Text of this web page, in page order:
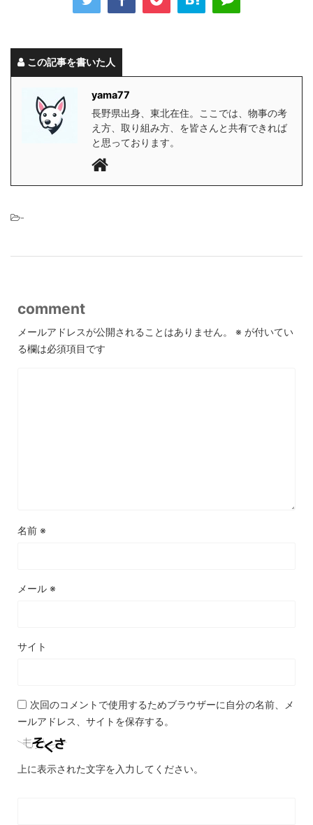
この記事を書いた人
yama77
長野県出身、東北在住。ここでは、物事の考
え方、取り組み方、を皆さんと共有できれば
と思っております。
-
comment
メールアドレスが公開されることはありません。 ※ が付いてい
る欄は必須項目です
名前 ※
メール ※
サイト
次回のコメントで使用するためブラウザーに自分の名前、メ
ールアドレス、サイトを保存する。
上に表示された文字を入力してください。